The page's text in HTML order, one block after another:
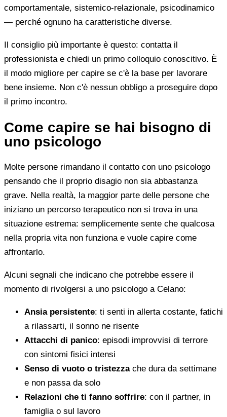
comportamentale, sistemico-relazionale, psicodinamico
— perché ognuno ha caratteristiche diverse.
Il consiglio più importante è questo: contatta il
professionista e chiedi un primo colloquio conoscitivo. È
il modo migliore per capire se c'è la base per lavorare
bene insieme. Non c'è nessun obbligo a proseguire dopo
il primo incontro.
Come capire se hai bisogno di
uno psicologo
Molte persone rimandano il contatto con uno psicologo
pensando che il proprio disagio non sia abbastanza
grave. Nella realtà, la maggior parte delle persone che
iniziano un percorso terapeutico non si trova in una
situazione estrema: semplicemente sente che qualcosa
nella propria vita non funziona e vuole capire come
affrontarlo.
Alcuni segnali che indicano che potrebbe essere il
momento di rivolgersi a uno psicologo a Celano:
Ansia persistente: ti senti in allerta costante, fatichi
a rilassarti, il sonno ne risente
Attacchi di panico: episodi improvvisi di terrore
con sintomi fisici intensi
Senso di vuoto o tristezzache dura da settimane
e non passa da solo
Relazioni che ti fanno soffrire: con il partner, in
famiglia o sul lavoro